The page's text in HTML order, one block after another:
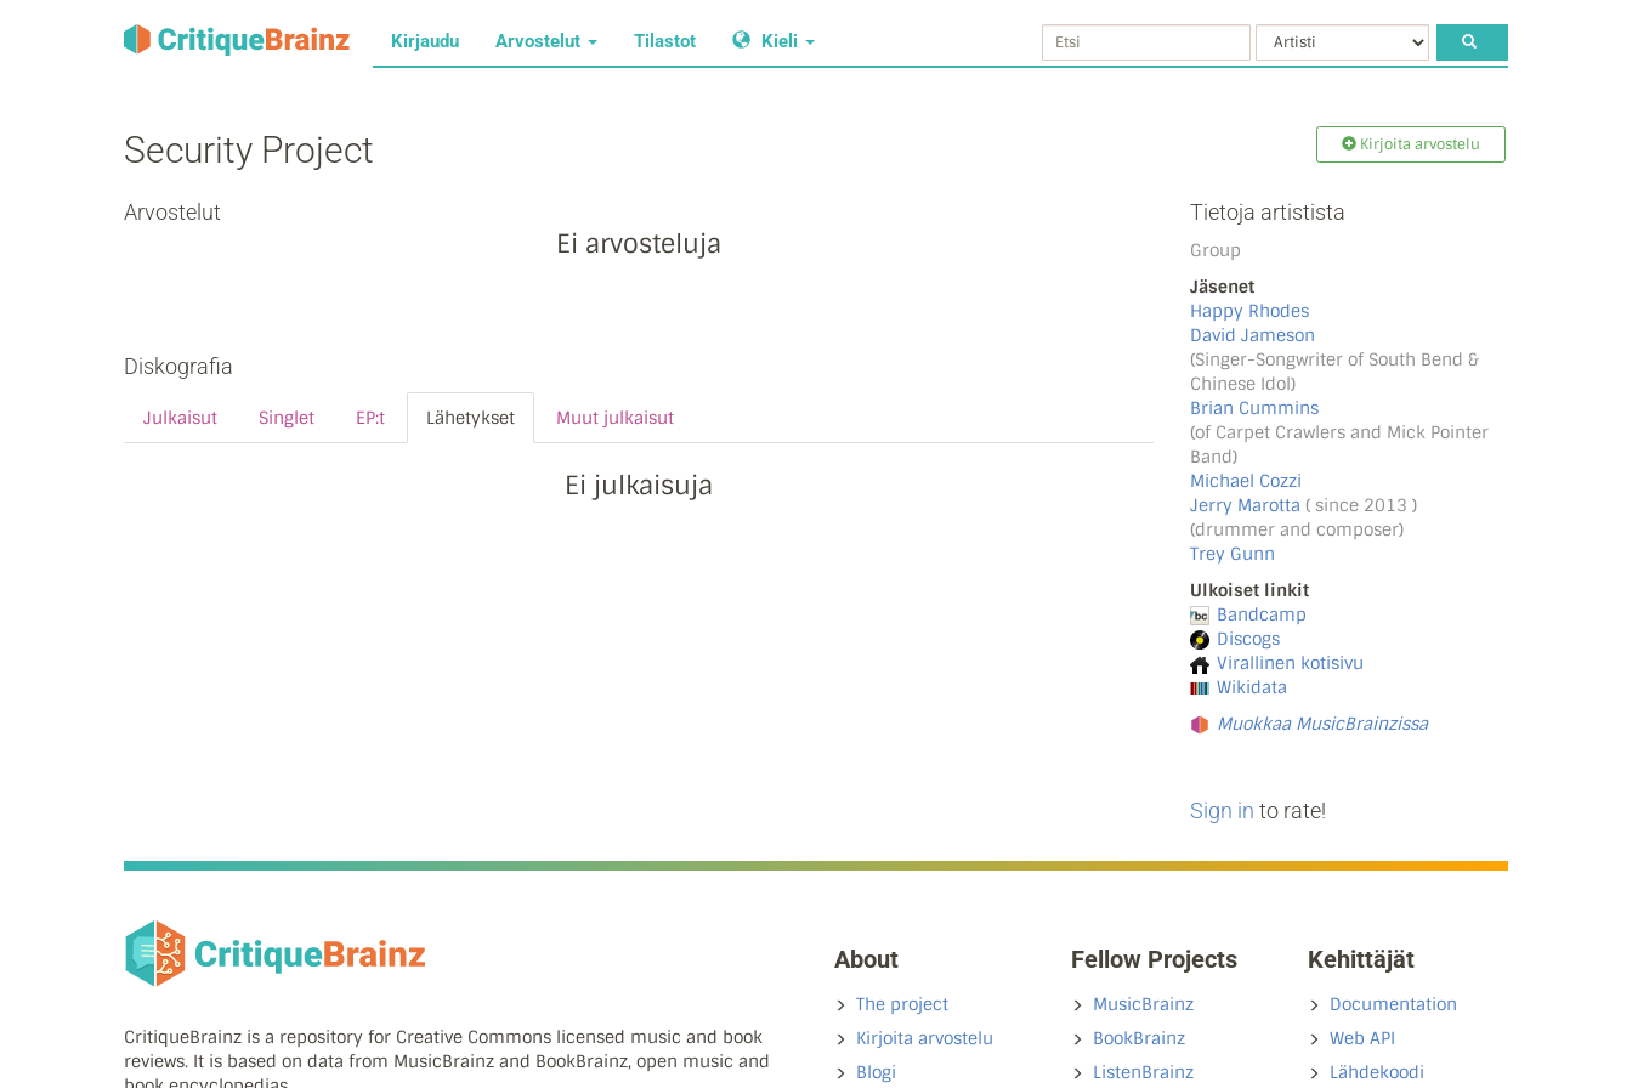
Kirjaudu Arvostelut Tilastot Kieli
Security Project Kirjoita arvostelu
Arvostelut
Ei arvosteluja
Diskografia
Julkaisut Singlet EP:t Lähetykset Muut julkaisut
Ei julkaisuja
Tietoja artistista
Group
Jäsenet
Happy Rhodes
David Jameson
(Singer-Songwriter of South Bend &
Chinese Idol)
Brian Cummins
(of Carpet Crawlers and Mick Pointer
Band)
Michael Cozzi
Jerry Marotta ( since 2013 )
(drummer and composer)
Trey Gunn
Ulkoiset linkit
Bandcamp
Discogs
Virallinen kotisivu
Wikidata
Muokkaa MusicBrainzissa
Sign in to rate!
CritiqueBrainz is a repository for Creative Commons licensed music and book
reviews. It is based on data from MusicBrainz and BookBrainz, open music and
About
The project
Kirjoita arvostelu
Blogi
Fellow Projects
MusicBrainz
BookBrainz
ListenBrainz
Kehittäjät
Documentation
Web API
Lähdekoodi